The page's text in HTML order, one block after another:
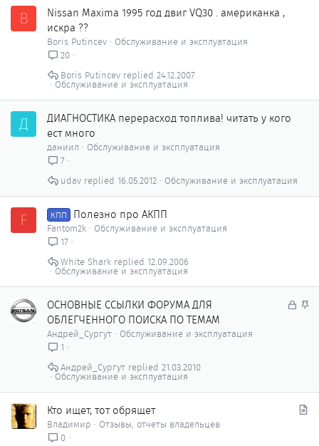
B
Nissan Maxima 1995 год двиг VQ30 . американка ,
искра ??
Boris Putincev
Обслуживание и эксплуатация
20
Обслуживание и эксплуатация
24.12.2007
Boris Putincev
Д
ДИАГНОСТИКА перерасход топлива! читать у кого
ест много
даниил
Обслуживание и эксплуатация
7
Обслуживание и эксплуатация
16.05.2012
udav
F КПП Полезно про АКПП
Fantom2k
Обслуживание и эксплуатация
17
Обслуживание и эксплуатация
12.09.2006
White Shark
З
З
ОСНОВНЫЕ ССЫЛКИ ФОРУМА ДЛЯ
ОБЛЕГЧЕННОГО ПОИСКА ПО ТЕМАМ
Андрей_Сургут
Обслуживание и эксплуатация
1
Обслуживание и эксплуатация
21.03.2010
Андрей_Сургут
Кто ищет, тот обрящет
Владимир
Отзывы, отчеты владельцев
0